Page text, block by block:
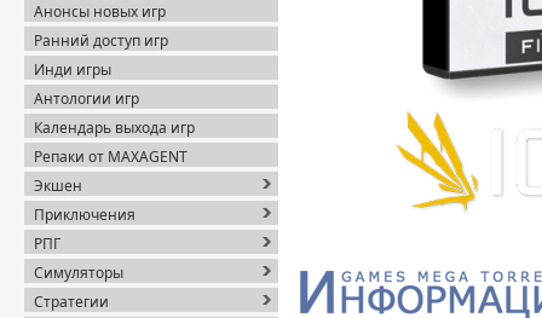
Анонсы новых игр
Ранний доступ игр
Инди игры
Антологии игр
Календарь выхода игр
Репаки от MAXAGENT
Экшен
Приключения
РПГ
Симуляторы
Стратегии